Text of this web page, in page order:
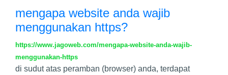
mengapa website anda wajib
menggunakan https?
https://www.jagoweb.com/mengapa-website-anda-wajib-
menggunakan-https
di sudut atas peramban (browser) anda, terdapat